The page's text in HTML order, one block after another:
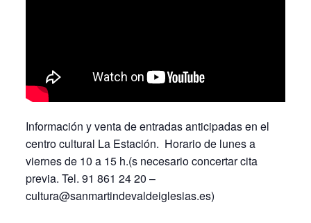
Información y venta de entradas anticipadas en el
centro cultural La Estación. Horario de lunes a
viernes de 10 a 15 h.(s necesario concertar cita
previa. Tel. 91 861 24 20 –
cultura@sanmartindevaldeiglesias.es)